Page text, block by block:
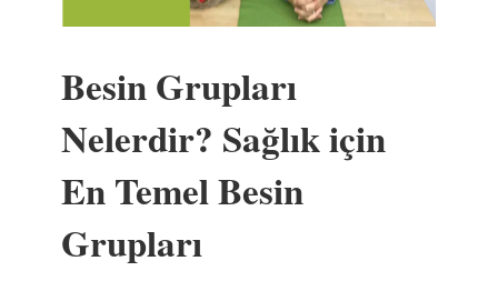
Besin Grupları
Nelerdir? Sağlık için
En Temel Besin
Grupları